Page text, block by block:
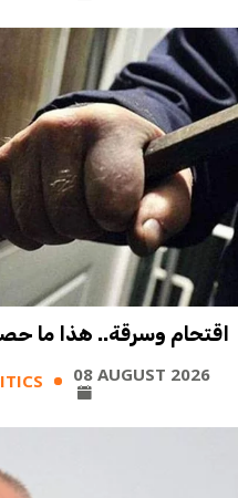
اقتحام وسرقة.. هذا ما
08 AUGUST 2026